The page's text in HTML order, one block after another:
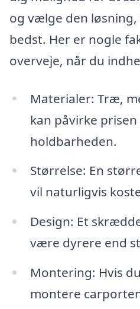
og vælge den løsning,
bedst. Her er nogle
overveje, når du
Materialer: Træ,
kan påvirke prisen
holdbarheden.
Størrelse: En
vil naturligvis
Design: Et
være dyrere end
Montering: Hvis
montere